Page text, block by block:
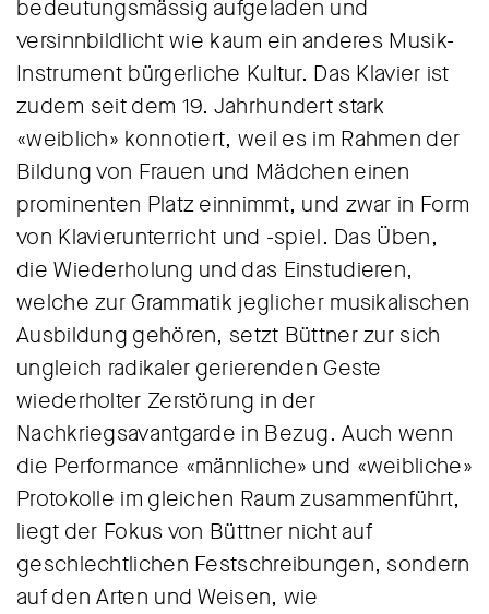
bedeutungsmässig aufgeladen und
versinnbildlicht wie kaum ein anderes Musik-
Instrument bürgerliche Kultur. Das Klavier ist
zudem seit dem 19. Jahrhundert stark
«weiblich» konnotiert, weil es im Rahmen der
Bildung von Frauen und Mädchen einen
prominenten Platz einnimmt, und zwar in Form
von Klavierunterricht und -spiel. Das Üben,
die Wiederholung und das Einstudieren,
welche zur Grammatik jeglicher musikalischen
Ausbildung gehören, setzt Büttner zur sich
ungleich radikaler gerierenden Geste
wiederholter Zerstörung in der
Nachkriegsavantgarde in Bezug. Auch wenn
die Performance «männliche» und «weibliche»
Protokolle im gleichen Raum zusammenführt,
liegt der Fokus von Büttner nicht auf
geschlechtlichen Festschreibungen, sondern
auf den Arten und Weisen, wie